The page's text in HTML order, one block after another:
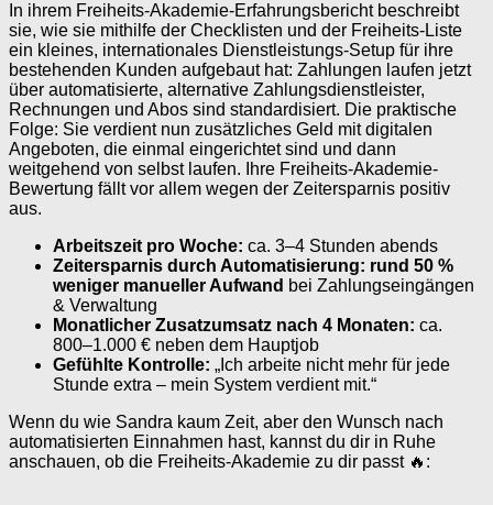
In ihrem Freiheits-Akademie-Erfahrungsbericht beschreibt
sie, wie sie mithilfe der Checklisten und der Freiheits-Liste
ein kleines, internationales Dienstleistungs-Setup für ihre
bestehenden Kunden aufgebaut hat: Zahlungen laufen jetzt
über automatisierte, alternative Zahlungsdienstleister,
Rechnungen und Abos sind standardisiert. Die praktische
Folge: Sie verdient nun zusätzliches Geld mit digitalen
Angeboten, die einmal eingerichtet sind und dann
weitgehend von selbst laufen. Ihre Freiheits-Akademie-
Bewertung fällt vor allem wegen der Zeitersparnis positiv
aus.
Arbeitszeit pro Woche: ca. 3–4 Stunden abends
Zeitersparnis durch Automatisierung: rund 50 %
weniger manueller Aufwand bei Zahlungseingängen
& Verwaltung
Monatlicher Zusatzumsatz nach 4 Monaten: ca.
800–1.000 € neben dem Hauptjob
Gefühlte Kontrolle: „Ich arbeite nicht mehr für jede
Stunde extra – mein System verdient mit.“
Wenn du wie Sandra kaum Zeit, aber den Wunsch nach
automatisierten Einnahmen hast, kannst du dir in Ruhe
anschauen, ob die Freiheits-Akademie zu dir passt 🔥: